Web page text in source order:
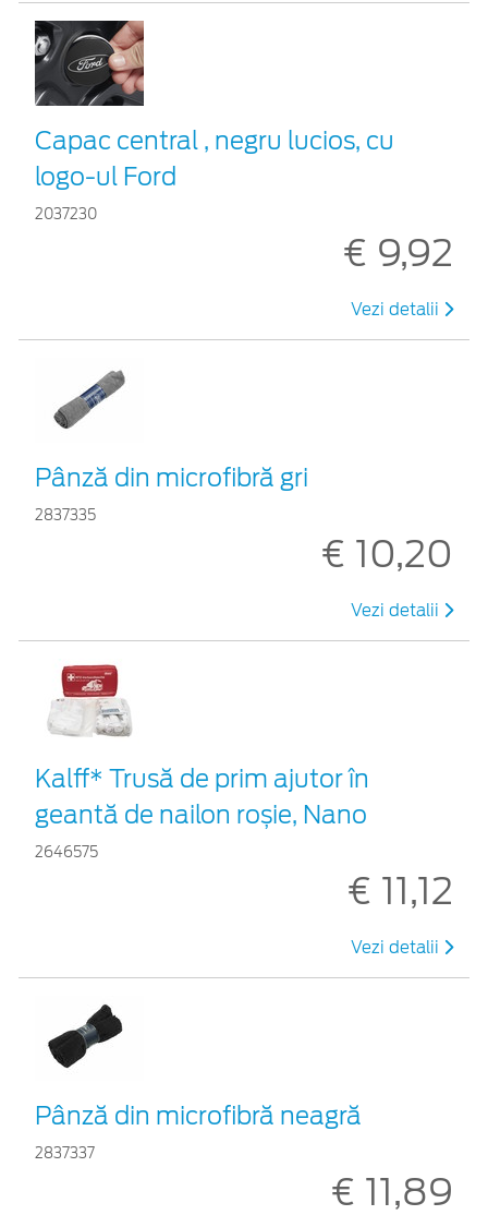
Capac central , negru lucios, cu
logo-ul Ford
2037230
€ 9,92
Vezi detalii
Pânză din microfibră gri
2837335
€ 10,20
Vezi detalii
Kalff* Trusă de prim ajutor în
geantă de nailon roșie, Nano
2646575
€ 11,12
Vezi detalii
Pânză din microfibră neagră
2837337
€ 11,89